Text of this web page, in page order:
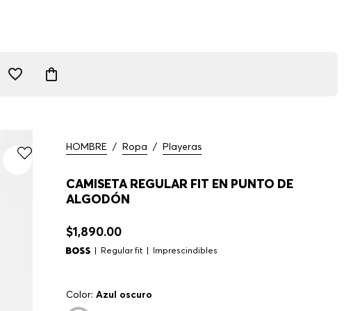
HOMBRE / Ropa / Playeras
CAMISETA REGULAR FIT EN PUNTO DE
ALGODÓN
$1,890.00
Regular fit Imprescindibles
Color: Azul oscuro